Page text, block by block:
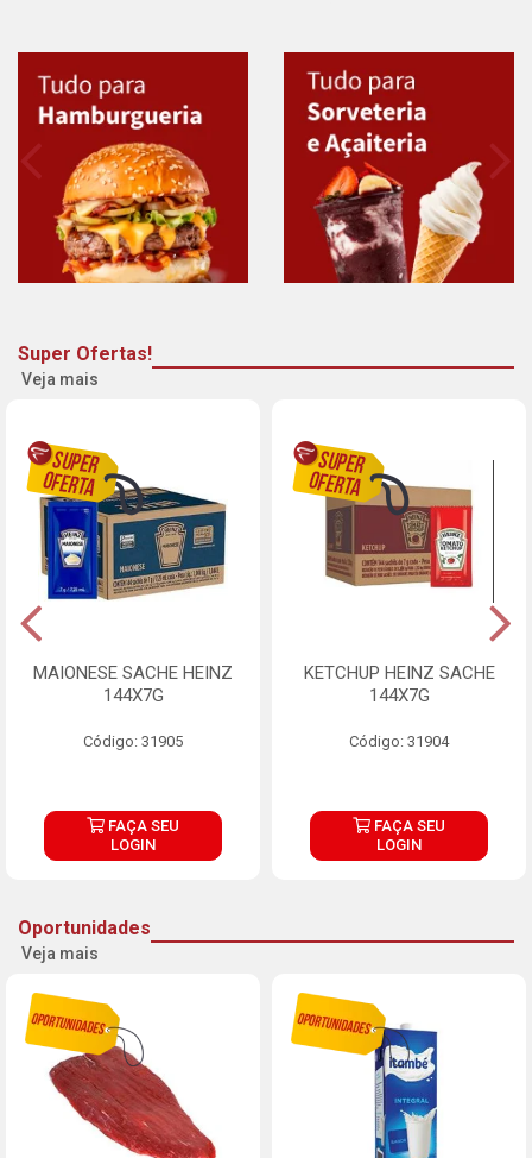
Super Ofertas!
Veja mais
MAIONESE SACHE HEINZ
144X7G
Código: 31905
FAÇA SEU
LOGIN
KETCHUP HEINZ SACHE
144X7G
Código: 31904
FAÇA SEU
LOGIN
Oportunidades
Veja mais